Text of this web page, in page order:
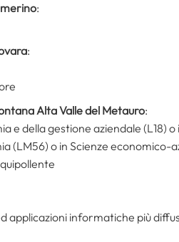
:
:
Alta Valle del Metauro:
e della gestione aziendale (L18)
(LM56) o in Scienze economico-
applicazioni informatiche più